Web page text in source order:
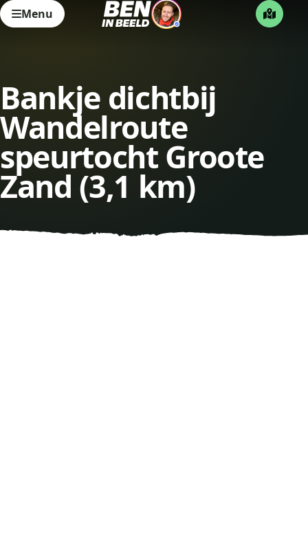
Menu
Bankje dichtbij
Wandelroute
speurtocht Groote
Zand (3,1 km)